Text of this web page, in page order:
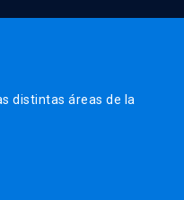
distintas áreas de la